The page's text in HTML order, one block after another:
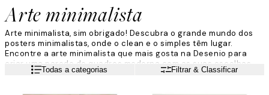
Arte minimalista
Arte minimalista, sim obrigado! Descubra o grande mundo dos
posters minimalistas, onde o clean e o simples têm lugar.
Encontre a arte minimalista que mais gosta na Desenio para
criar uma parede de quadros moderna com as suas escolhas.
Nós amamos estes posters clean e puros, e esperamos que
Leia maisTodas a categorias Filtrar & Classificar